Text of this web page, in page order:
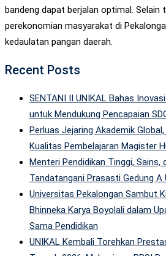
bandeng dapat berjalan optimal. Selain
perekonomian masyarakat di
kedaulatan pangan daerah.
Recent Posts
SENTANI II UNIKAL Bahas
untuk Mendukung Pencapaian
Perluas Jejaring Akademik
Kualitas Pembelajaran Magister
Menteri Pendidikan Tinggi, Sains,
Tandatangani Prasasti Gedung A
Universitas Pekalongan Sambut
Bhinneka Karya Boyolali dalam
Sama Pendidikan
UNIKAL Kembali Torehkan